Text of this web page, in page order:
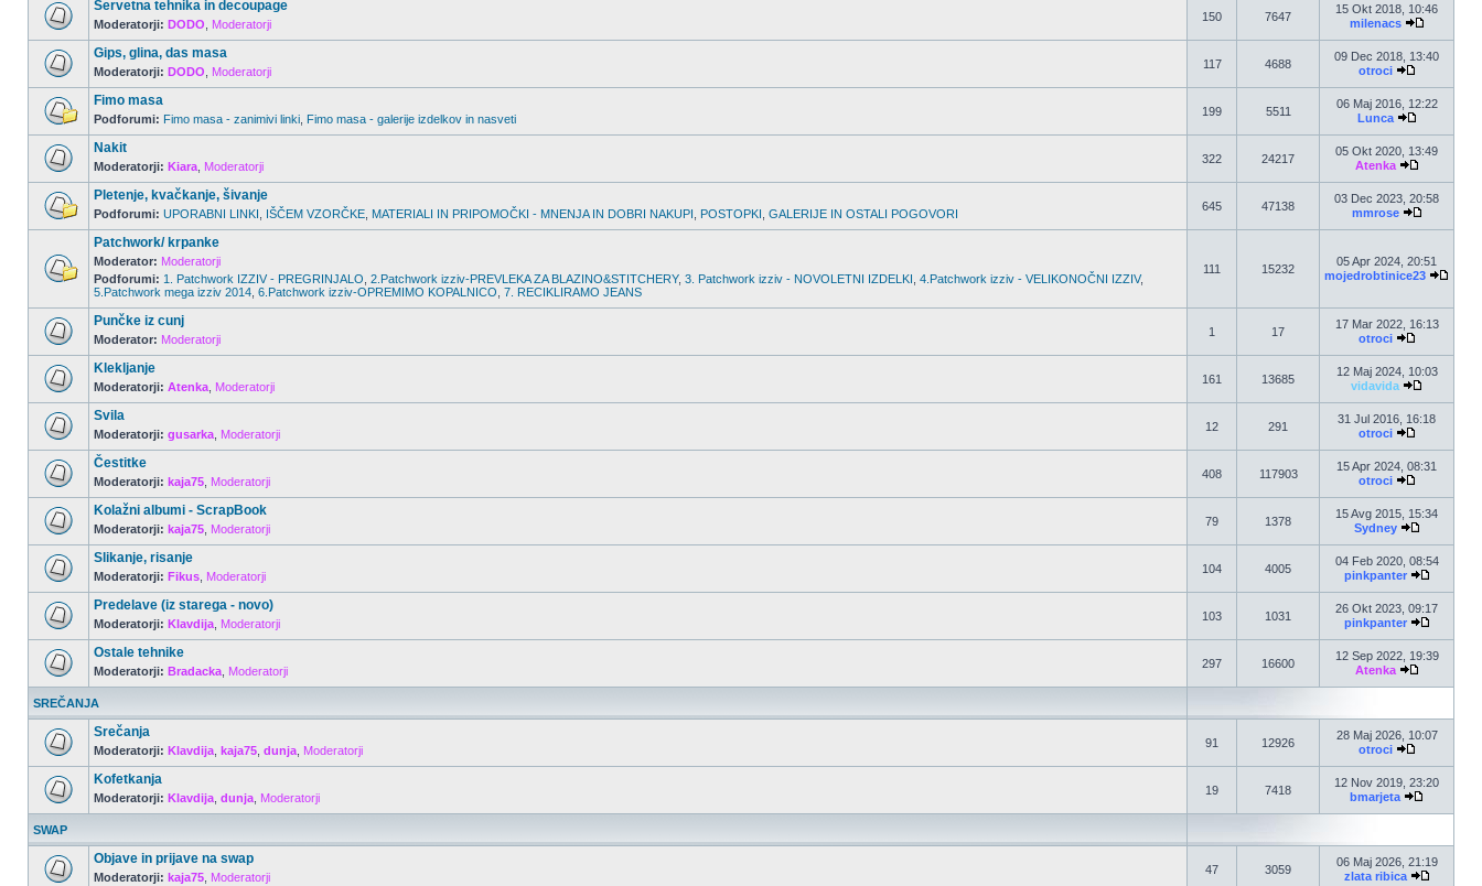
Servetna tehnika in decoupage
Moderatorji: DODO Moderatorji
150 7647
15 Okt 2018, 10:46
milenacs
Gips, glina, das masa
Moderatorji: DODO Moderatorji
117 4688
09 Dec 2018, 13:40
otroci
Fimo masa
Podforumi: Fimo masa - zanimivi linki Fimo masa - galerije izdelkov in nasveti
199 5511
06 Maj 2016, 12:22
Lunca
Nakit
Moderatorji: Kiara Moderatorji
322 24217
05 Okt 2020, 13:49
Atenka
Pletenje, kvačkanje, šivanje
Podforumi: UPORABNI LINKI IŠČEM VZORČKE MATERIALI IN PRIPOMOČKI - MNENJA IN DOBRI NAKUPI POSTOPKI GALERIJE IN OSTALI POGOVORI
645 47138
03 Dec 2023, 20:58
mmrose
Patchwork/ krpanke
Moderator: Moderatorji
Podforumi: 1. Patchwork IZZIV - PREGRINJALO 2.Patchwork izziv-PREVLEKA ZA BLAZINO&STITCHERY, 3. Patchwork izziv - NOVOLETNI IZDELKI 4.Patchwork izziv - VELIKONOČNI IZZIV,
5.Patchwork mega izziv 2014 6.Patchwork izziv-OPREMIMO KOPALNICO 7. RECIKLIRAMO JEANS
111 15232
05 Apr 2024, 20:51
mojedrobtinice23
Punčke iz cunj
Moderator: Moderatorji
1 17
17 Mar 2022, 16:13
otroci
Klekljanje
Moderatorji: Atenka Moderatorji
161 13685
12 Maj 2024, 10:03
vidavida
Svila
Moderatorji: gusarka Moderatorji
12 291
31 Jul 2016, 16:18
otroci
Čestitke
Moderatorji: kaja75 Moderatorji
408 117903
15 Apr 2024, 08:31
otroci
Kolažni albumi - ScrapBook
Moderatorji: kaja75 Moderatorji
79 1378
15 Avg 2015, 15:34
Sydney
Slikanje, risanje
Moderatorji: Fikus Moderatorji
104 4005
04 Feb 2020, 08:54
pinkpanter
Predelave (iz starega - novo)
Moderatorji: Klavdija Moderatorji
103 1031
26 Okt 2023, 09:17
pinkpanter
Ostale tehnike
Moderatorji: Bradacka Moderatorji
297 16600
12 Sep 2022, 19:39
Atenka
SREČANJA
Srečanja
Moderatorji: Klavdija kaja75 dunja Moderatorji
91 12926
28 Maj 2026, 10:07
otroci
Kofetkanja
Moderatorji: Klavdija dunja Moderatorji
19 7418
12 Nov 2019, 23:20
bmarjeta
SWAP
Objave in prijave na swap
Moderatorji: kaja75 Moderatorji
47 3059
06 Maj 2026, 21:19
zlata ribica